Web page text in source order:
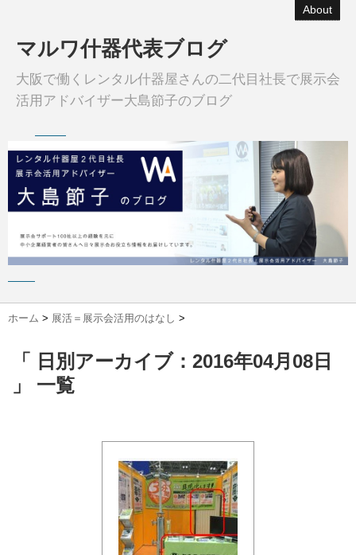
About
マルワ什器代表ブログ
大阪で働くレンタル什器屋さんの二代目社長で展示会
活用アドバイザー大島節子のブログ
ホーム > 展活＝展示会活用のはなし >
「 日別アーカイブ：2016年04月08日
」 一覧